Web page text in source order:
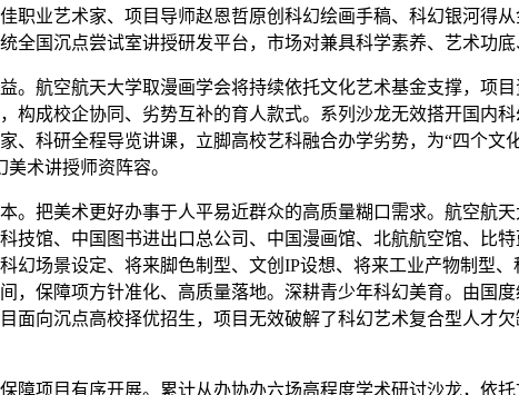
职业艺术家、项目导师赵恩哲原创科幻绘画手稿、科幻银河得
全国沉点尝试室讲授研发平台，市场对兼具科学素养、艺术功底
航空航天大学取漫画学会将持续依托文化艺术基金支撑，项目
构成校企协同、劣势互补的育人款式。系列沙龙无效搭开国内
、科研全程导览讲课，立脚高校艺科融合办学劣势，为“四个
术讲授师资阵容。
把美术更好办事于人平易近群众的高质量糊口需求。航空航
技馆、中国图书进出口总公司、中国漫画馆、北航航空馆、比
幻场景设定、将来脚色制型、文创IP设想、将来工业产物制型
，保障项方针准化、高质量落地。深耕青少年科幻美育。由国
面向沉点高校择优招生，项目无效破解了科幻艺术复合型人才
项目有序开展。累计从办协办六场高程度学术研讨沙龙，依